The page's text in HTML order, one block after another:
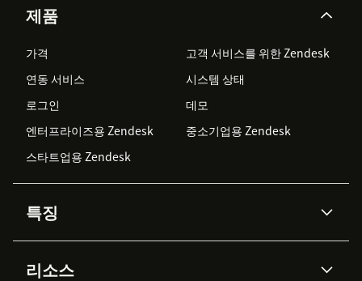
제품
가격
고객 서비스를 위한 Zendesk
연동 서비스
시스템 상태
로그인
데모
엔터프라이즈용 Zendesk
중소기업용 Zendesk
스타트업용 Zendesk
특징
Zendesk AI
리소스